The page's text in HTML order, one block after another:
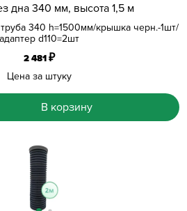
дна 340 мм, высота 1,5 м
340 h=1500мм/крышка черн.-1шт/
адаптер d110=2шт
2 481₽
Цена за штуку
В корзину